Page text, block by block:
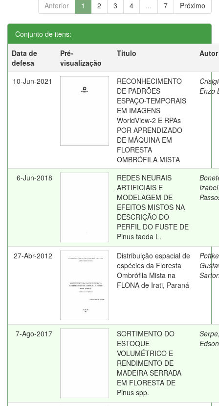
Anterior 1 2 3 4 ... 7 Próximo
Conjunto de itens:
Data de
defesa
Pré-
visualização
Título Autor
10-Jun-2021
RECONHECIMENTO
DE PADRÕES
ESPAÇO-TEMPORAIS
EM IMAGENS
WorldView-2 E RPAs
POR APRENDIZADO
DE MÁQUINA EM
FLORESTA
OMBRÓFILA MISTA
Enzo
6-Jun-2018
REDES NEURAIS
ARTIFICIAIS E
MODELAGEM DE
EFEITOS MISTOS NA
DESCRIÇÃO DO
PERFIL DO FUSTE DE
Pinus taeda L.
Izabel
27-Abr-2012
Distribuição espacial de
espécies da Floresta
Ombrófila Mista na
FLONA de Irati, Paraná
7-Ago-2017
SORTIMENTO DO
ESTOQUE
VOLUMÉTRICO E
RENDIMENTO DE
MADEIRA SERRADA
EM FLORESTA DE
Pinus spp.